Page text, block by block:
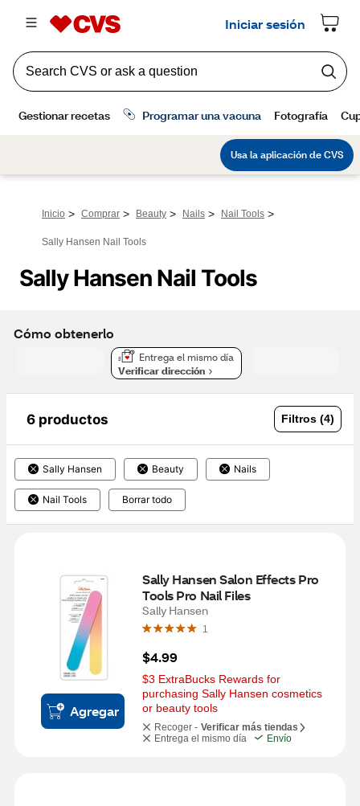
Inicio > Comprar > Beauty > Nails > Nail Tools >
Sally Hansen Nail Tools
Sally Hansen Nail Tools
Cómo obtenerlo
Entrega el mismo día
Verificar dirección
6 productos Filtros (4)
Sally Hansen Beauty Nails
Nail Tools Borrar todo
Agregar
Sally Hansen Salon Effects Pro
Tools Pro Nail Files
Sally Hansen
1
$4.99
$3 ExtraBucks Rewards for
purchasing Sally Hansen cosmetics
or beauty tools
Recoger - Verificar más tiendas
Entrega el mismo día
Envío